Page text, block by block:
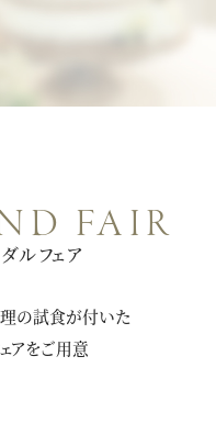
FAIR
ルフェア
の試食が付いた
アをご用意